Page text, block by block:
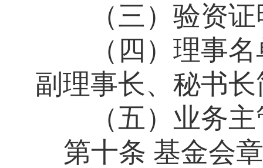
（三）验资证
（四）理事名
副理事长、秘书
（五）业务主
第十条 基金会